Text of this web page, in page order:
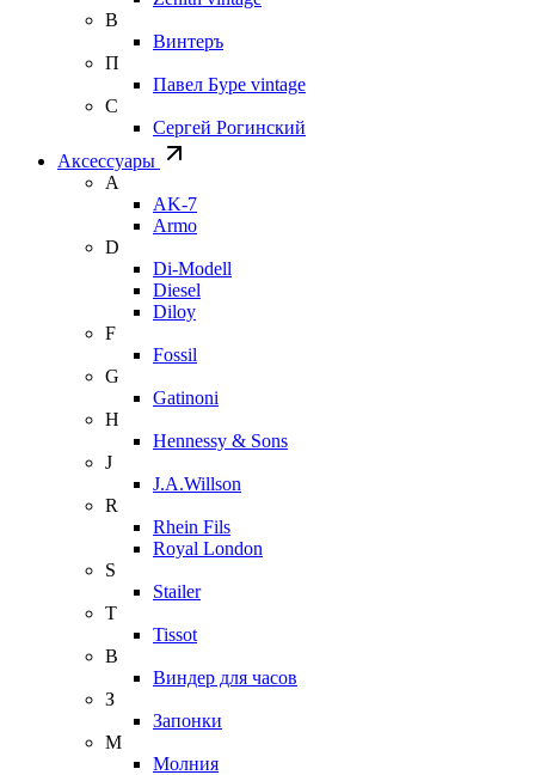
В
Винтеръ
П
Павел Буре vintage
С
Сергей Рогинский
Аксессуары
A
AK-7
Armo
D
Di-Modell
Diesel
Diloy
F
Fossil
G
Gatinoni
H
Hennessy & Sons
J
J.A.Willson
R
Rhein Fils
Royal London
S
Stailer
T
Tissot
В
Виндер для часов
З
Запонки
М
Молния